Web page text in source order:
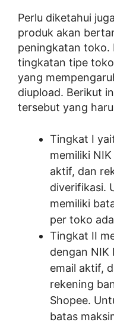
Perlu diketahui
produk akan
peningkatan toko.
tingkatan tipe
yang
diupload. Berikut
tersebut yang
Tingkat I
memiliki
aktif, dan
diverifikasi.
memiliki
per toko
Tingkat II
dengan NIK
email aktif,
rekening
Shopee.
batas